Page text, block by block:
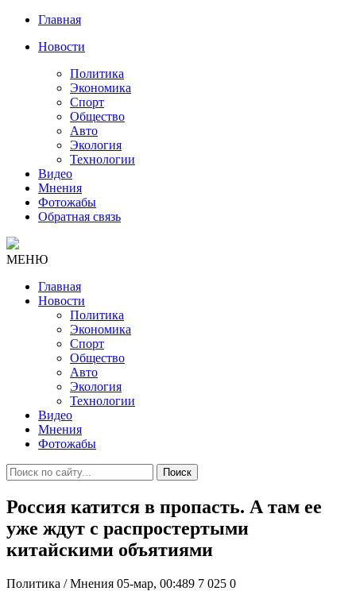
Главная
Новости
Политика
Экономика
Спорт
Общество
Авто
Экология
Технологии
Видео
Мнения
Фотожабы
Обратная связь
МЕНЮ
Главная
Новости
Политика
Экономика
Спорт
Общество
Авто
Экология
Технологии
Видео
Мнения
Фотожабы
Поиск
Россия катится в пропасть. А там ее
уже ждут с распростертыми
китайскими объятиями
Политика / Мнения 05-мар, 00:489 7 025 0